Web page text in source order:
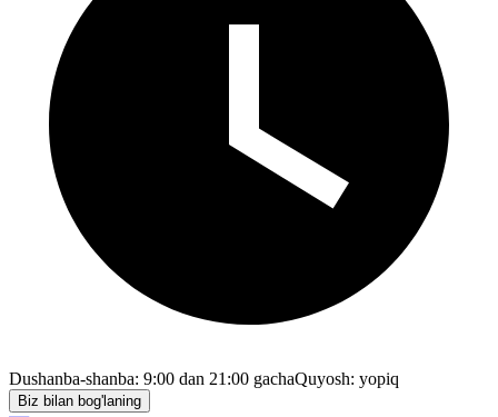
Dushanba-shanba: 9:00 dan 21:00 gachaQuyosh: yopiq
Biz bilan bog'laning